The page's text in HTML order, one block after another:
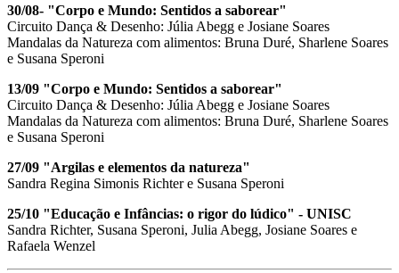
30/08- "Corpo e Mundo: Sentidos a saborear"
Circuito Dança & Desenho: Júlia Abegg e Josiane Soares
Mandalas da Natureza com alimentos: Bruna Duré, Sharlene Soares
e Susana Speroni
13/09 "Corpo e Mundo: Sentidos a saborear"
Circuito Dança & Desenho: Júlia Abegg e Josiane Soares
Mandalas da Natureza com alimentos: Bruna Duré, Sharlene Soares
e Susana Speroni
27/09 "Argilas e elementos da natureza"
Sandra Regina Simonis Richter e Susana Speroni
25/10 "Educação e Infâncias: o rigor do lúdico" - UNISC
Sandra Richter, Susana Speroni, Julia Abegg, Josiane Soares e
Rafaela Wenzel